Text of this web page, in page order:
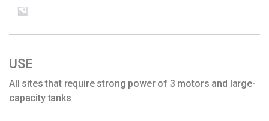
USE
All sites that require strong power of 3 motors and large-
capacity tanks